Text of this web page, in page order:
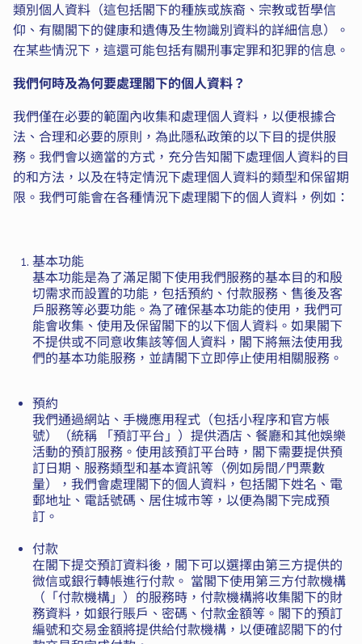
類別個人資料（這包括閣下的種族或族裔、宗教或哲學信
仰、有關閣下的健康和遺傳及生物識別資料的詳細信息）。
在某些情況下，這還可能包括有關刑事定罪和犯罪的信息。
我們何時及為何要處理閣下的個人資料？
我們僅在必要的範圍內收集和處理個人資料，以便根據合
法、合理和必要的原則，為此隱私政策的以下目的提供服
務。我們會以適當的方式，充分告知閣下處理個人資料的目
的和方法，以及在特定情況下處理個人資料的類型和保留期
限。我們可能會在各種情況下處理閣下的個人資料，例如：
基本功能
基本功能是為了滿足閣下使用我們服務的基本目的和殷
切需求而設置的功能，包括預約、付款服務、售後及客
戶服務等必要功能。為了確保基本功能的使用，我們可
能會收集、使用及保留閣下的以下個人資料。如果閣下
不提供或不同意收集該等個人資料，閣下將無法使用我
們的基本功能服務，並請閣下立即停止使用相關服務。
預約
我們通過網站、手機應用程式（包括小程序和官方帳
號）（統稱 「預訂平台」）提供酒店、餐廳和其他娛樂
活動的預訂服務。使用該預訂平台時，閣下需要提供預
訂日期、服務類型和基本資訊等（例如房間/門票數
量），我們會處理閣下的個人資料，包括閣下姓名、電
郵地址、電話號碼、居住城市等，以便為閣下完成預
訂。
付款
在閣下提交預訂資料後，閣下可以選擇由第三方提供的
微信或銀行轉帳進行付款。 當閣下使用第三方付款機構
（「付款機構」）的服務時，付款機構將收集閣下的財
務資料，如銀行賬戶、密碼、付款金額等。閣下的預訂
編號和交易金額將提供給付款機構，以便確認閣下的付